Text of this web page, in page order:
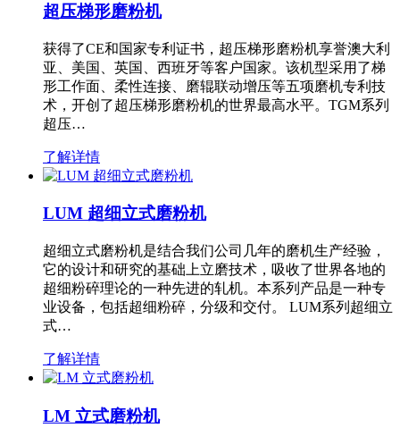
超压梯形磨粉机
获得了CE和国家专利证书，超压梯形磨粉机享誉澳大利
亚、美国、英国、西班牙等客户国家。该机型采用了梯
形工作面、柔性连接、磨辊联动增压等五项磨机专利技
术，开创了超压梯形磨粉机的世界最高水平。TGM系列
超压…
了解详情
LUM 超细立式磨粉机
超细立式磨粉机是结合我们公司几年的磨机生产经验，
它的设计和研究的基础上立磨技术，吸收了世界各地的
超细粉碎理论的一种先进的轧机。本系列产品是一种专
业设备，包括超细粉碎，分级和交付。 LUM系列超细立
式…
了解详情
LM 立式磨粉机